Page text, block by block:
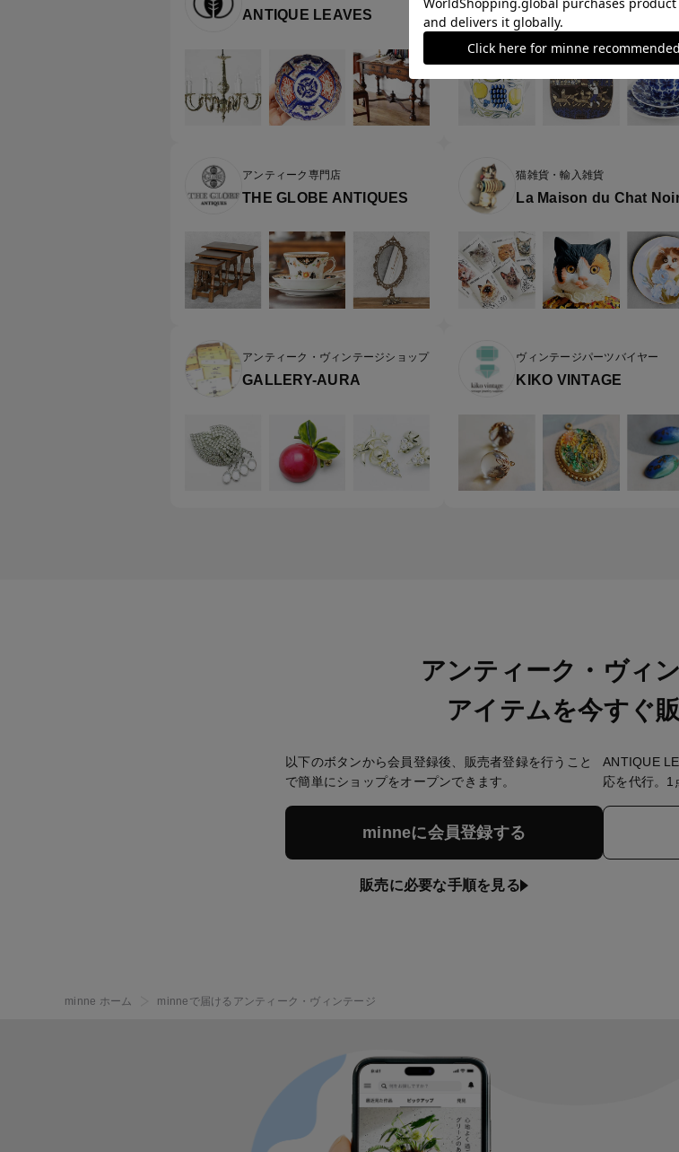
ANTIQUE LEAVES 北欧食器Tacksamycket
アンティーク専門店
THE GLOBE ANTIQUES
猫雑貨・輸入雑貨
La Maison du Chat
アンティーク・ヴィンテージショップ
GALLERY-AURA
ヴィンテージパーツバイヤー
KIKO VINTAGE
アンティーク・ヴィ
アイテムを今すぐ
以下のボタンから会員登録後、販売者登録を行うこと
で簡単にショップをオープンできます。
minneに会員登録する
販売に必要な手順を見る
ANTIQUE
応を代行。1
minne ホーム minneで届けるアンティーク・ヴィンテージ